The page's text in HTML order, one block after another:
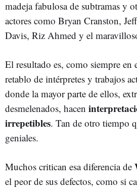
madeja fabulosa de subtramas y
actores como Bryan Cranston,
Davis, Riz Ahmed y el
El resultado es, como siempre en
retablo de intérpretes y trabajos
donde la mayor parte de ellos,
desmelenados, hacen
irrepetibles. Tan de otro tiempo
geniales.
Muchos critican esa diferencia de
el peor de sus defectos, como si